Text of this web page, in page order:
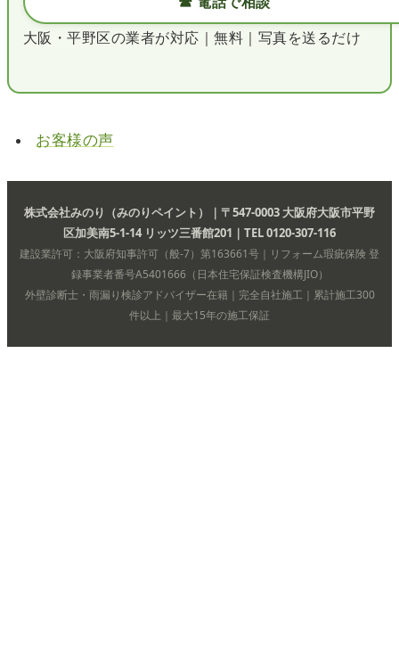
大阪・平野区の業者が対応｜無料｜写真を送るだけ
お客様の声
株式会社みのり（みのりペイント）｜〒547-0003 大阪府大阪市平野
区加美南5-1-14 リッツ三番館201｜TEL 0120-307-116
建設業許可：大阪府知事許可（般-7）第163661号｜リフォーム瑕疵保険 登
録事業者番号A5401666（日本住宅保証検査機構JIO）
外壁診断士・雨漏り検診アドバイザー在籍｜完全自社施工｜累計施工300
件以上｜最大15年の施工保証